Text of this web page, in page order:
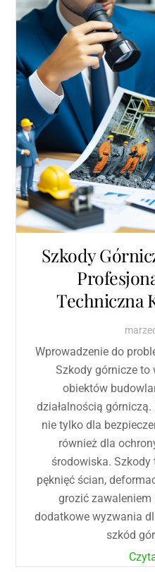
Szkody
Techniczna
Wprowadzenie do
Szkody górnicze to
obiektów
działalnością
nie tylko dla
również dla
środowiska.
pęknięć ścian,
grozić zawaleniem
dodatkowe wyzwania
szkód